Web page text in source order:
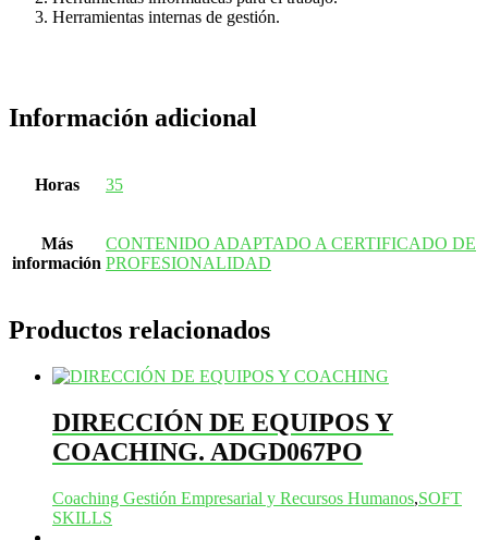
Herramientas internas de gestión.
Información adicional
Horas 35
Más
información
CONTENIDO ADAPTADO A CERTIFICADO DE
PROFESIONALIDAD
Productos relacionados
DIRECCIÓN DE EQUIPOS Y
COACHING. ADGD067PO
Coaching Gestión Empresarial y Recursos Humanos,SOFT
SKILLS